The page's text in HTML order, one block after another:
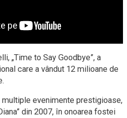
„Time to Say Goodbye”, a
care a vândut 12 milioane de
multiple evenimente prestigioase,
din 2007, în onoarea fostei